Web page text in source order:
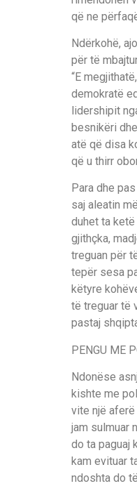
që ne
Ndërkohë,
për të
“E
demokratë
lidershipit
besnikëri
atë që disa
që u thirr
Para dhe
saj aleatin
duhet ta
gjithçka,
treguan për
tepër sesa
këtyre
të treguar të
pastaj
PENGU ME
Ndonëse
kishte me
vite një
jam sulmuar
do ta paguaj
kam evituar
ndoshta do